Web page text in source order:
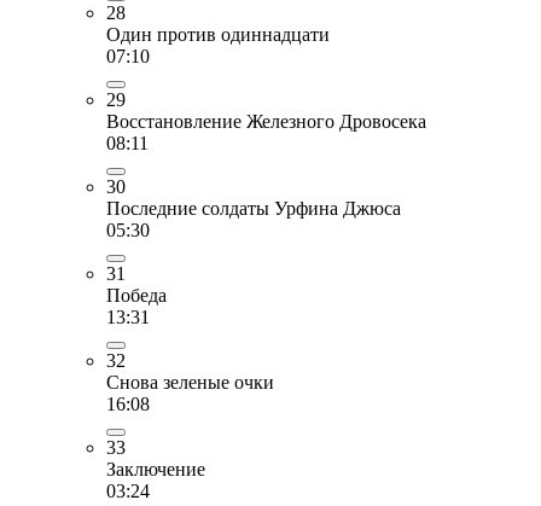
28
Один против одиннадцати
07:10
29
Восстановление Железного Дровосека
08:11
30
Последние солдаты Урфина Джюса
05:30
31
Победа
13:31
32
Снова зеленые очки
16:08
33
Заключение
03:24